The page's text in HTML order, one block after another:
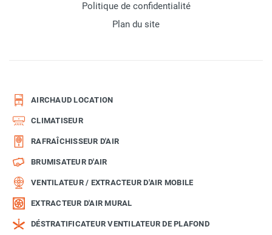
Politique de confidentialité
Plan du site
AIRCHAUD LOCATION
CLIMATISEUR
RAFRAÎCHISSEUR D'AIR
BRUMISATEUR D'AIR
VENTILATEUR / EXTRACTEUR D'AIR MOBILE
EXTRACTEUR D'AIR MURAL
DÉSTRATIFICATEUR VENTILATEUR DE PLAFOND